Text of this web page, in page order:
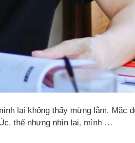
lại không thấy mừng lắm. Mặc
thế nhưng nhìn lại, mình …